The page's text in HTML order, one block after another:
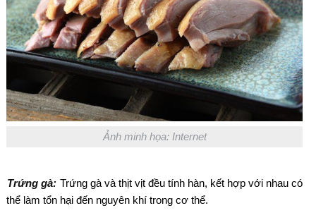
Ảnh minh họa: Internet
Trứng gà: Trứng gà và thịt vịt đều tính hàn, kết hợp với nhau có
thể làm tổn hại đến nguyên khí trong cơ thể.